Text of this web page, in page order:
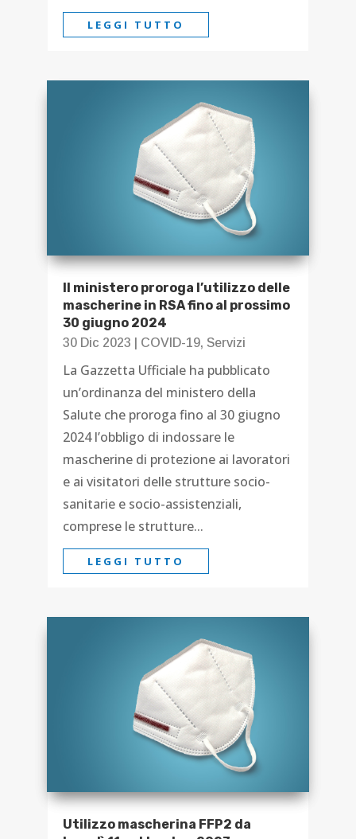
LEGGI TUTTO
Il ministero proroga l’utilizzo delle
mascherine in RSA fino al prossimo
30 giugno 2024
30 Dic 2023 COVID-19, Servizi
La Gazzetta Ufficiale ha pubblicato
un’ordinanza del ministero della
Salute che proroga fino al 30 giugno
2024 l’obbligo di indossare le
mascherine di protezione ai lavoratori
e ai visitatori delle strutture socio-
sanitarie e socio-assistenziali,
comprese le strutture...
LEGGI TUTTO
Utilizzo mascherina FFP2 da